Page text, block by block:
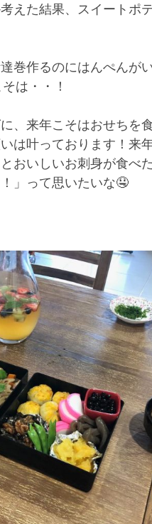
えた結果、スイートポ
巻作るのにはんぺんが
は・・！
、来年こそはおせちを
は叶っております！来
おいしいお刺身が食
」って思いたいな🤤